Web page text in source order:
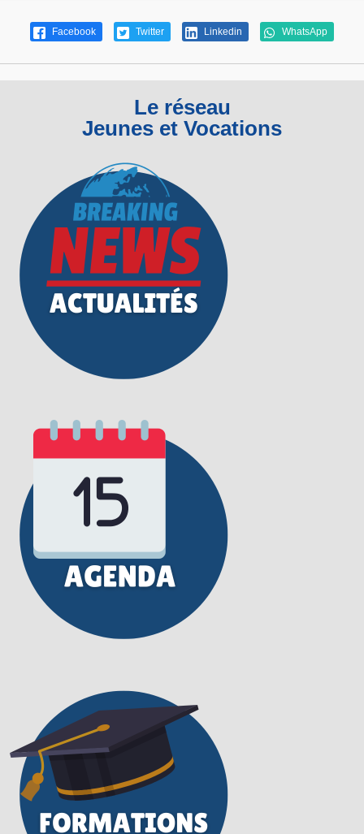
Facebook Twitter Linkedin WhatsApp
Le réseau
Jeunes et Vocations